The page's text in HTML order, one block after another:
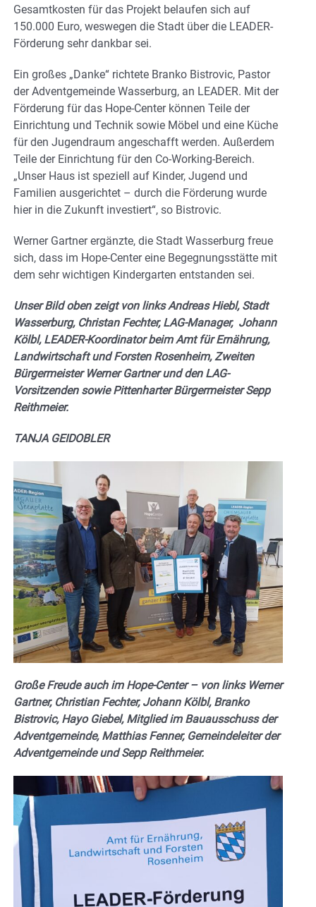
Gesamtkosten für das Projekt belaufen sich auf
150.000 Euro, weswegen die Stadt über die LEADER-
Förderung sehr dankbar sei.
Ein großes „Danke“ richtete Branko Bistrovic, Pastor
der Adventgemeinde Wasserburg, an LEADER. Mit der
Förderung für das Hope-Center können Teile der
Einrichtung und Technik sowie Möbel und eine Küche
für den Jugendraum angeschafft werden. Außerdem
Teile der Einrichtung für den Co-Working-Bereich.
„Unser Haus ist speziell auf Kinder, Jugend und
Familien ausgerichtet – durch die Förderung wurde
hier in die Zukunft investiert“, so Bistrovic.
Werner Gartner ergänzte, die Stadt Wasserburg freue
sich, dass im Hope-Center eine Begegnungsstätte mit
dem sehr wichtigen Kindergarten entstanden sei.
Unser Bild oben zeigt von links Andreas Hiebl, Stadt
Wasserburg, Christan Fechter, LAG-Manager, Johann
Kölbl, LEADER-Koordinator beim Amt für Ernährung,
Landwirtschaft und Forsten Rosenheim, Zweiten
Bürgermeister Werner Gartner und den LAG-
Vorsitzenden sowie Pittenharter Bürgermeister Sepp
Reithmeier.
TANJA GEIDOBLER
Große Freude auch im Hope-Center – von links Werner
Gartner, Christian Fechter, Johann Kölbl, Branko
Bistrovic, Hayo Giebel, Mitglied im Bauausschuss der
Adventgemeinde, Matthias Fenner, Gemeindeleiter der
Adventgemeinde und Sepp Reithmeier.